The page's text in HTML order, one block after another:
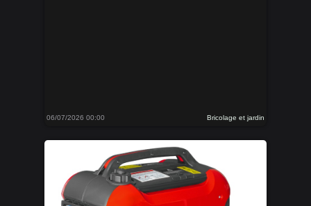
06/07/2026 00:00 Bricolage et jardin